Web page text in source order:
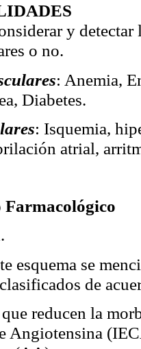
y detectar
o no.
: Anemia,
Diabetes.
: Isquemia,
atrial,
esquema se
de
reducen la
Angiotensina